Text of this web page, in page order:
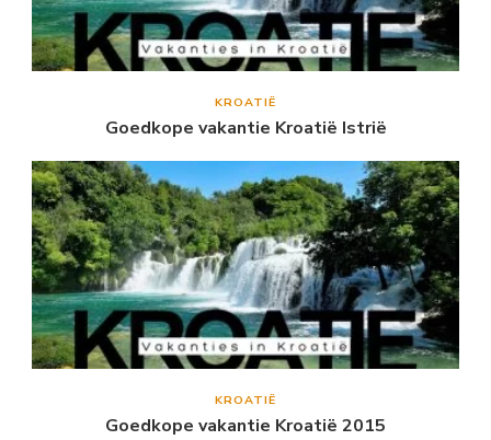
KROATIË
Goedkope vakantie Kroatië Istrië
KROATIË
Goedkope vakantie Kroatië 2015